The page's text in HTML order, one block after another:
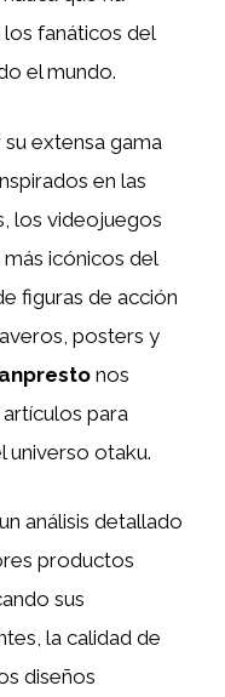
fanáticos del
el mundo.
extensa gama
en las
los videojuegos
icónicos del
figuras de acción
posters y
nos
para
universo otaku.
análisis detallado
productos
sus
la calidad de
diseños